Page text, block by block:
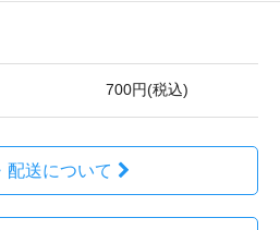
700円(税込)
配送について